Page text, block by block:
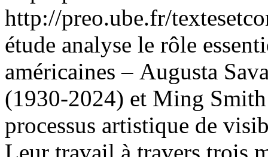
http://preo.ube.fr/
étude analyse le rôle
américaines – Augusta
(1930-2024) et Ming
processus artistique de